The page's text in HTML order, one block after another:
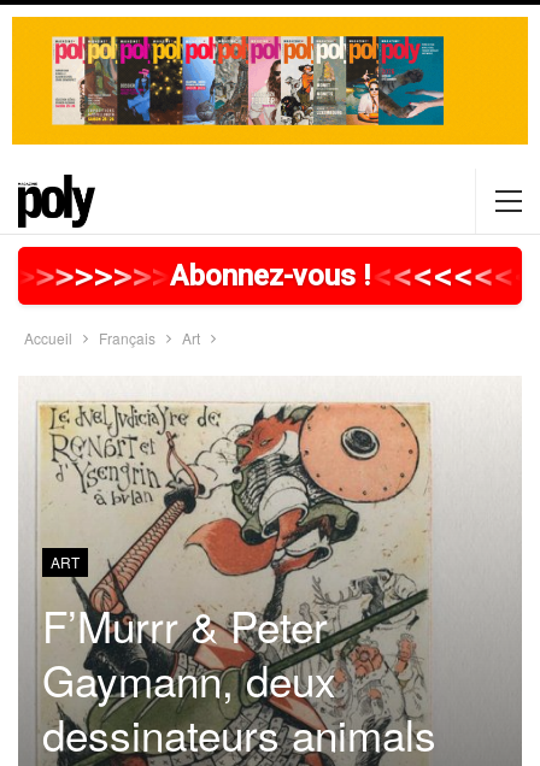
>>>>>>>>>>>>>>>>>
Abonnez-vous !<<<<<<<<
Accueil Français Art
ART
F’Murrr & Peter
Gaymann, deux
dessinateurs animals